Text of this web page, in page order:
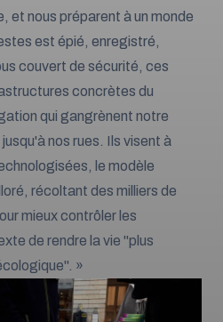
et nous préparent à un monde
est épié, enregistré,
couvert de sécurité, ces
concrètes du
qui gangrènent notre
nos rues. Ils visent à
le modèle
récoltant des milliers de
mieux contrôler les
de rendre la vie "plus
»